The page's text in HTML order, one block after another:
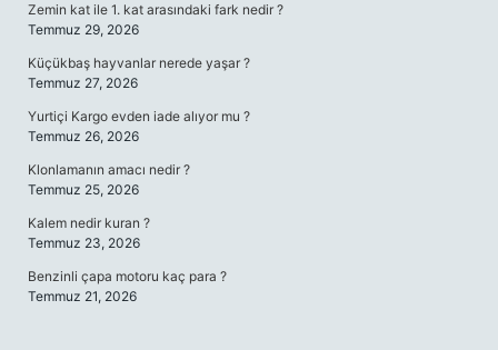
Zemin kat ile 1. kat arasındaki fark nedir ?
Temmuz 29, 2026
Küçükbaş hayvanlar nerede yaşar ?
Temmuz 27, 2026
Yurtiçi Kargo evden iade alıyor mu ?
Temmuz 26, 2026
Klonlamanın amacı nedir ?
Temmuz 25, 2026
Kalem nedir kuran ?
Temmuz 23, 2026
Benzinli çapa motoru kaç para ?
Temmuz 21, 2026